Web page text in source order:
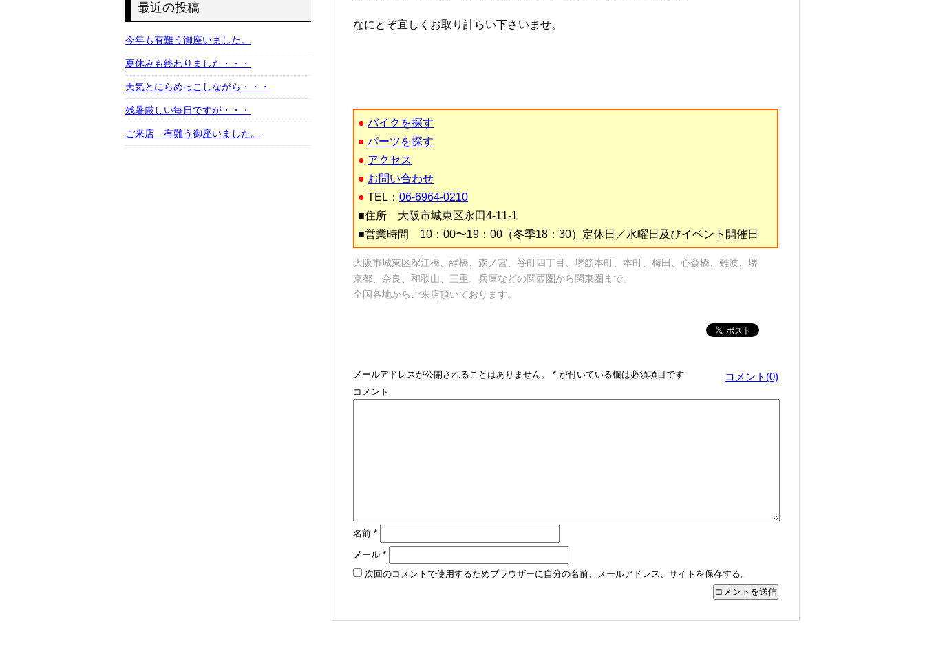
最近の投稿
今年も有難う御座いました。
夏休みも終わりました・・・
天気とにらめっこしながら・・・
残暑厳しい毎日ですが・・・
ご来店 有難う御座いました。
なにとぞ宜しくお取り計らい下さいませ。
● バイクを探す
● パーツを探す
● アクセス
● お問い合わせ
● TEL： 06-6964-0210
■住所 大阪市城東区永田4-11-1
■営業時間 10：00〜19：00（冬季18：30）定休日／水曜日及びイベント開催日
大阪市城東区深江橋、緑橋、森ノ宮、谷町四丁目、堺筋本町、本町、梅田、心斎橋、難波、堺
京都、奈良、和歌山、三重、兵庫などの関西圏から関東圏まで。
全国各地からご来店頂いております。
コメント(0)
メールアドレスが公開されることはありません。 * が付いている欄は必須項目です
コメント
名前 *
メール *
次回のコメントで使用するためブラウザーに自分の名前、メールアドレス、サイトを保存する。